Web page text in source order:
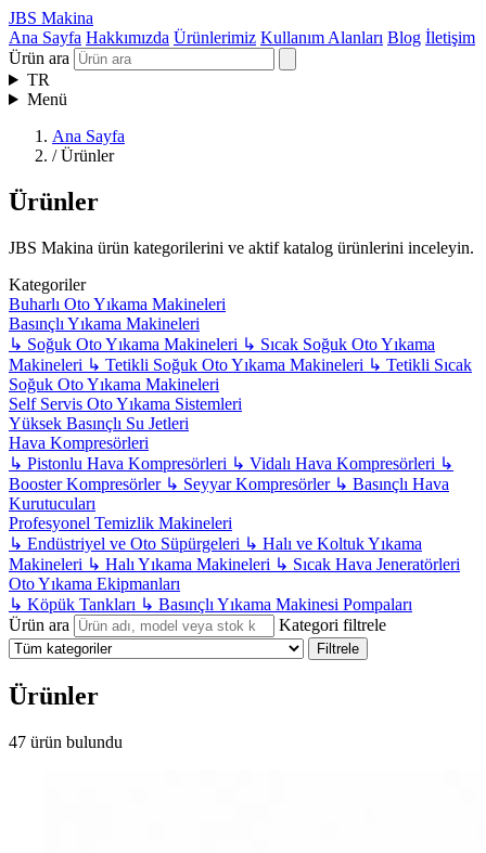
JBS Makina
Ana Sayfa Hakkımızda Ürünlerimiz Kullanım Alanları Blog İletişim
Ürün ara
TR
Menü
Ana Sayfa
/ Ürünler
Ürünler
JBS Makina ürün kategorilerini ve aktif katalog ürünlerini inceleyin.
Kategoriler
Buharlı Oto Yıkama Makineleri
Basınçlı Yıkama Makineleri
↳ Soğuk Oto Yıkama Makineleri ↳ Sıcak Soğuk Oto Yıkama
Makineleri ↳ Tetikli Soğuk Oto Yıkama Makineleri ↳ Tetikli Sıcak
Soğuk Oto Yıkama Makineleri
Self Servis Oto Yıkama Sistemleri
Yüksek Basınçlı Su Jetleri
Hava Kompresörleri
↳ Pistonlu Hava Kompresörleri ↳ Vidalı Hava Kompresörleri ↳
Booster Kompresörler ↳ Seyyar Kompresörler ↳ Basınçlı Hava
Kurutucuları
Profesyonel Temizlik Makineleri
↳ Endüstriyel ve Oto Süpürgeleri ↳ Halı ve Koltuk Yıkama
Makineleri ↳ Halı Yıkama Makineleri ↳ Sıcak Hava Jeneratörleri
Oto Yıkama Ekipmanları
↳ Köpük Tankları ↳ Basınçlı Yıkama Makinesi Pompaları
Ürün ara
Kategori filtrele
Filtrele
Ürünler
47 ürün bulundu